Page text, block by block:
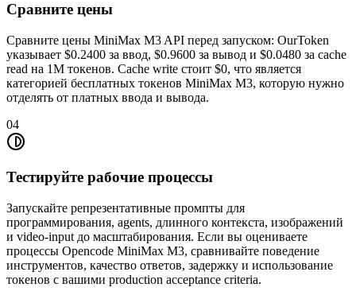
Сравните цены
Сравните цены MiniMax M3 API перед запуском: OurToken
указывает $0.2400 за ввод, $0.9600 за вывод и $0.0480 за cache
read на 1M токенов. Cache write стоит $0, что является
категорией бесплатных токенов MiniMax M3, которую нужно
отделять от платных ввода и вывода.
04
Тестируйте рабочие процессы
Запускайте репрезентативные промпты для
программирования, agents, длинного контекста, изображений
и video-input до масштабирования. Если вы оцениваете
процессы Opencode MiniMax M3, сравнивайте поведение
инструментов, качество ответов, задержку и использование
токенов с вашими production acceptance criteria.